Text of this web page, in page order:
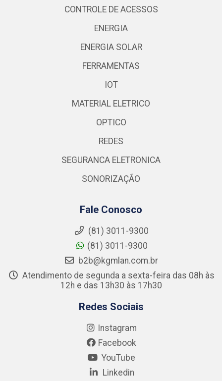
CONTROLE DE ACESSOS
ENERGIA
ENERGIA SOLAR
FERRAMENTAS
IOT
MATERIAL ELETRICO
OPTICO
REDES
SEGURANCA ELETRONICA
SONORIZAÇÃO
Fale Conosco
(81) 3011-9300
(81) 3011-9300
b2b@kgmlan.com.br
Atendimento de segunda a sexta-feira das 08h às
12h e das 13h30 às 17h30
Redes Sociais
Instagram
Facebook
YouTube
Linkedin